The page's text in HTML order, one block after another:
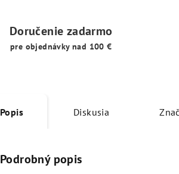
Doručenie zadarmo
pre objednávky nad 100 €
Popis Diskusia
Podrobný popis